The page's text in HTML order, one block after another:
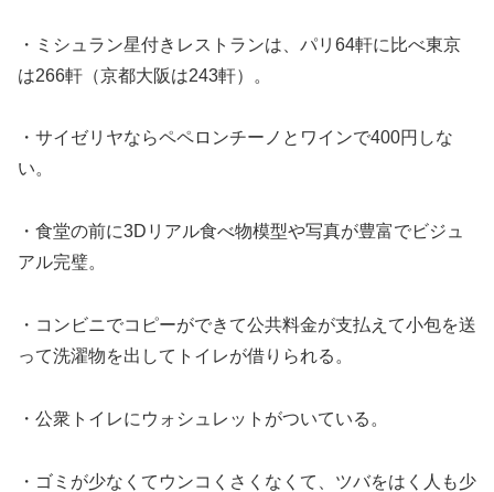
・ミシュラン星付きレストランは、パリ64軒に比べ東京
は266軒（京都大阪は243軒）。
・サイゼリヤならペペロンチーノとワインで400円しな
い。
・食堂の前に3Dリアル食べ物模型や写真が豊富でビジュ
アル完璧。
・コンビニでコピーができて公共料金が支払えて小包を送
って洗濯物を出してトイレが借りられる。
・公衆トイレにウォシュレットがついている。
・ゴミが少なくてウンコくさくなくて、ツバをはく人も少